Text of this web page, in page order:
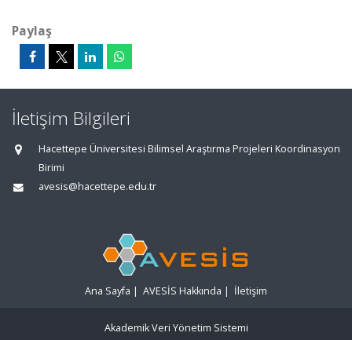
Paylaş
İletişim Bilgileri
Hacettepe Üniversitesi Bilimsel Araştırma Projeleri Koordinasyon
Birimi
avesis@hacettepe.edu.tr
Ana Sayfa | AVESİS Hakkında | İletişim
Akademik Veri Yönetim Sistemi